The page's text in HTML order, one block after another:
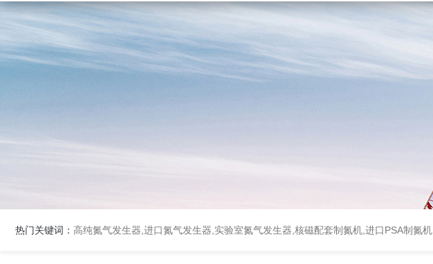
热门关键词： 高纯氮气发生器,进口氮气发生器,实验室氮气发生器,核磁配套制氮机,进口PSA制氮机